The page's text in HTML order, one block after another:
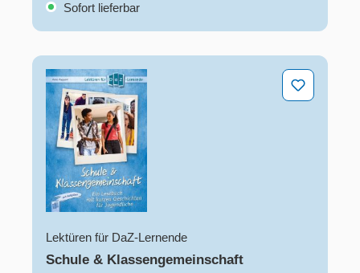
Sofort lieferbar
Schule & Klassengemeinschaft
Lektüren für DaZ-Lernende
Schule & Klassengemeinschaft